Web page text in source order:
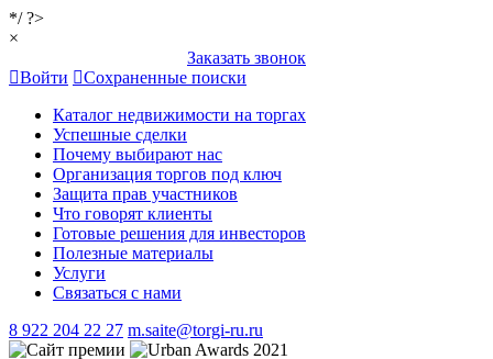
*/ ?>
×
Заказать звонок
Войти
Сохраненные поиски
Каталог недвижимости на торгах
Успешные сделки
Почему выбирают нас
Организация торгов под ключ
Защита прав участников
Что говорят клиенты
Готовые решения для инвесторов
Полезные материалы
Услуги
Связаться с нами
8 922 204 22 27 m.saite@torgi-ru.ru